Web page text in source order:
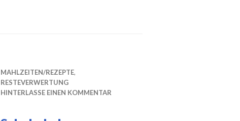
MAHLZEITEN/REZEPTE,
RESTEVERWERTUNG
HINTERLASSE EINEN KOMMENTAR